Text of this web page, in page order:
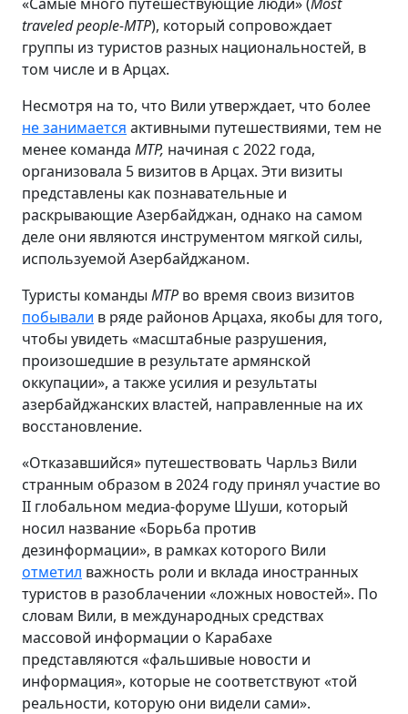
traveled people-MTP), который сопровождает
группы из туристов разных национальностей, в
том числе и в Арцах.
Несмотря на то, что Вили утверждает, что более
не занимается активными путешествиями, тем не
менее команда MTP, начиная с 2022 года,
организовала 5 визитов в Арцах. Эти визиты
представлены как познавательные и
раскрывающие Азербайджан, однако на самом
деле они являются инструментом мягкой силы,
используемой Азербайджаном.
Туристы команды MTP во время своиз визитов
побывали в ряде районов Арцаха, якобы для того,
чтобы увидеть «масштабные разрушения,
произошедшие в результате армянской
оккупации», а также усилия и результаты
азербайджанских властей, направленные на их
восстановление.
«Отказавшийся» путешествовать Чарльз Вили
странным образом в 2024 году принял участие во
II глобальном медиа-форуме Шуши, который
носил название «Борьба против
дезинформации», в рамках которого Вили
отметил важность роли и вклада иностранных
туристов в разоблачении «ложных новостей». По
словам Вили, в международных средствах
массовой информации о Карабахе
представляются «фальшивые новости и
информация», которые не соответствуют «той
реальности, которую они видели сами».